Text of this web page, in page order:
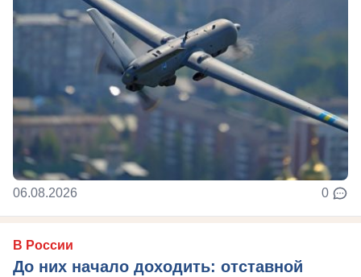
06.08.2026 0
В России
До них начало доходить: отставной